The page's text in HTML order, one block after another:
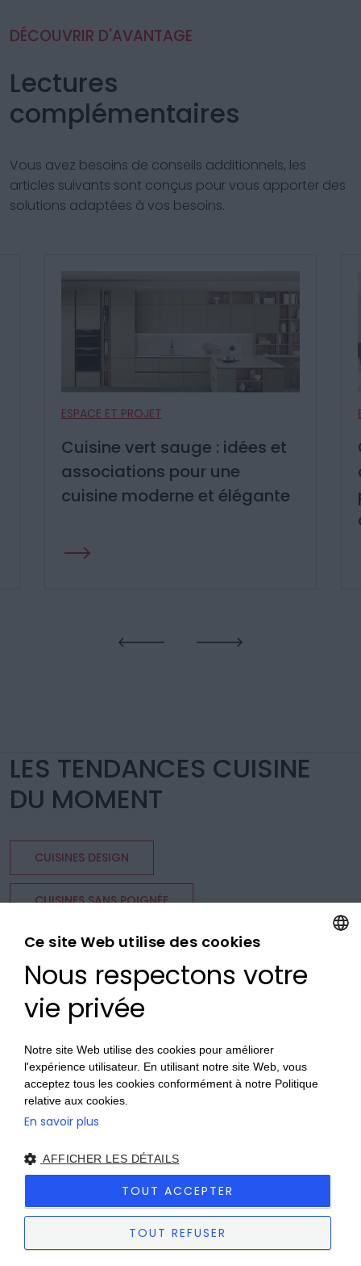
DÉCOUVRIR D'AVANTAGE
Lectures
complémentaires
Vous avez besoins de conseils additionnels, les
articles suivants sont conçus pour vous apporter des
solutions adaptées à vos besoins.
ESPACE ET PROJET
Cuisine vert d’eau : une
couleur douce et élégante
pour une cuisine
LES TENDANCES CUISINE
DU MOMENT
CUISINES DESIGN
CUISINES SANS POIGNÉE
CUISINES MODERNES
CUISINES INDUSTRIELLES
CUISINES CONTEMPORAINES
CUISINES RUSTIQUES CUISINE ÉQUIPÉE
NOS EXPERTS CUISINE
SONT À VOTRE
DISPOSITION
Ce site Web utilise des cookies
Nous respectons votre
vie privée
Notre site Web utilise des cookies pour améliorer
l'expérience utilisateur. En utilisant notre site Web, vous
acceptez tous les cookies conformément à notre Politique
relative aux cookies.
En savoir plus
AFFICHER LES DÉTAILS
TOUT ACCEPTER
TOUT REFUSER